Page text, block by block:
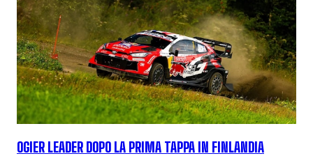
OGIER LEADER DOPO LA PRIMA TAPPA IN FINLANDIA